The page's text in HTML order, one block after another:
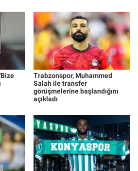
Trabzonspor, Muhammed
Salah ile transfer
görüşmelerine başlandığını
açıkladı